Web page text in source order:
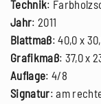
Technik:
Jahr: 2011
Blattmaß: 40,0 x
Grafikmaß: 37,0 x
Auflage: 4/8
Signatur: am